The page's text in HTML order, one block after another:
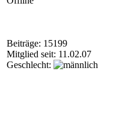
Beiträge: 15199
Mitglied seit: 11.02.07
Geschlecht: